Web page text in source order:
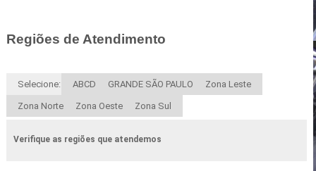
Regiões de Atendimento
Selecione: ABCD GRANDE SÃO PAULO Zona Leste
Zona Norte Zona Oeste Zona Sul
Verifique as regiões que atendemos